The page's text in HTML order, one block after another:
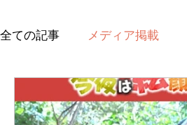
全ての記事 メディア掲載